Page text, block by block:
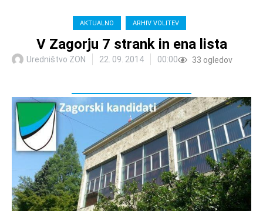
AKTUALNO ARHIV VOLITEV
V Zagorju 7 strank in ena lista
Uredništvo ZON 22. 09. 2014 00:00 33 ogledov